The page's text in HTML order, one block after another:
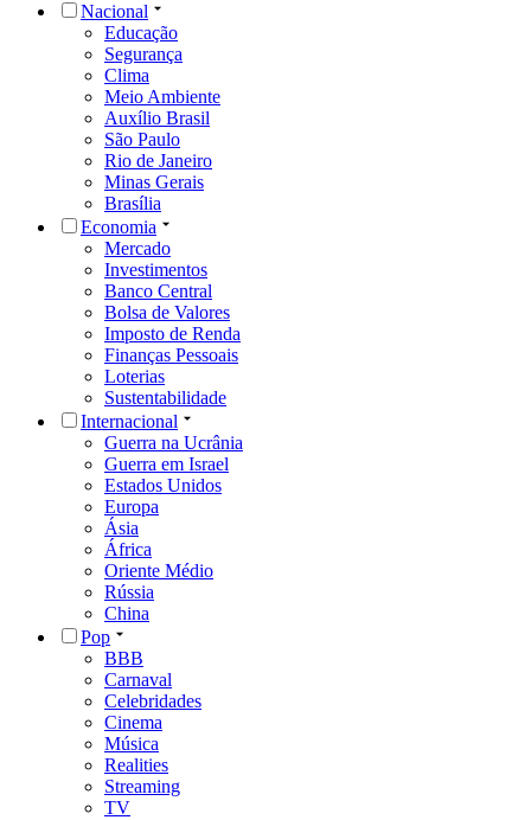
Nacional
Educação
Segurança
Clima
Meio Ambiente
Auxílio Brasil
São Paulo
Rio de Janeiro
Minas Gerais
Brasília
Economia
Mercado
Investimentos
Banco Central
Bolsa de Valores
Imposto de Renda
Finanças Pessoais
Loterias
Sustentabilidade
Internacional
Guerra na Ucrânia
Guerra em Israel
Estados Unidos
Europa
Ásia
África
Oriente Médio
Rússia
China
Pop
BBB
Carnaval
Celebridades
Cinema
Música
Realities
Streaming
TV